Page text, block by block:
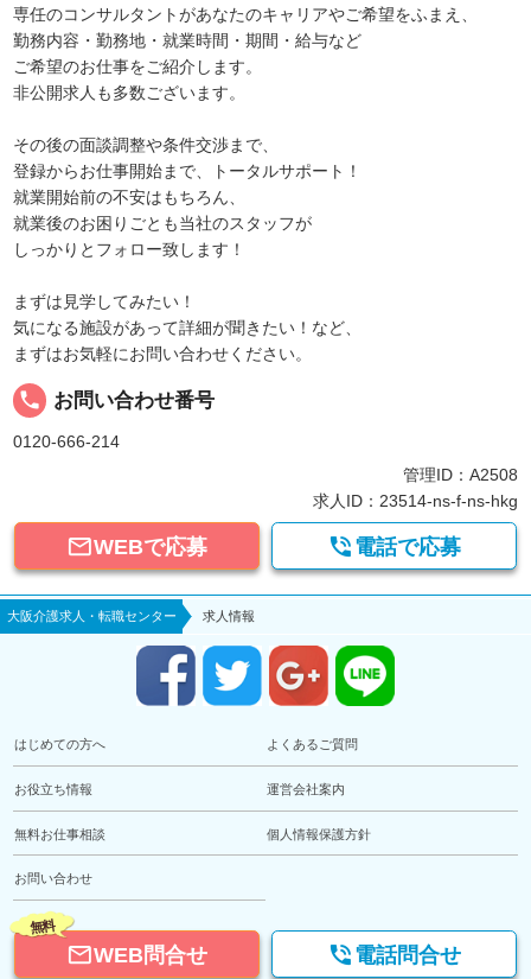
専任のコンサルタントがあなたのキャリアやご希望をふまえ、
勤務内容・勤務地・就業時間・期間・給与など
ご希望のお仕事をご紹介します。
非公開求人も多数ございます。
その後の面談調整や条件交渉まで、
登録からお仕事開始まで、トータルサポート！
就業開始前の不安はもちろん、
就業後のお困りごとも当社のスタッフが
しっかりとフォロー致します！
まずは見学してみたい！
気になる施設があって詳細が聞きたい！など、
まずはお気軽にお問い合わせください。
local_phone お問い合わせ番号
0120-666-214
管理ID：A2508
求人ID：23514-ns-f-ns-hkg
WEBで応募  電話で応募
大阪介護求人・転職センター 求人情報
はじめての方へ よくあるご質問
お役立ち情報 運営会社案内
無料お仕事相談 個人情報保護方針
お問い合わせ
無料
WEB問合せ  電話問合せ